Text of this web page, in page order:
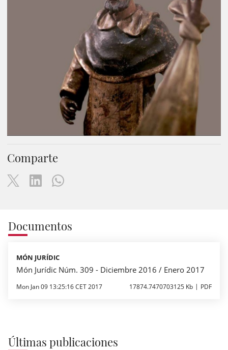
Comparte
Documentos
MÓN JURÍDIC
Món Jurídic Núm. 309 - Diciembre 2016 / Enero 2017
Mon Jan 09 13:25:16 CET 2017 17874.7470703125 Kb PDF
Últimas publicaciones